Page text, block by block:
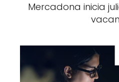
Mercadona inicia